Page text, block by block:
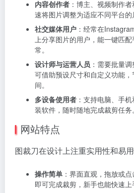
内容创作者 ：博主、视频制作
速将图片调整为适应不同平台的
社交媒体用户 ：经常在
上分享图片的用户，能一键匹
常。
设计师与运营人员 ：需要批量
可借助预设尺寸和自定义功能
间。
多设备使用者 ：支持电脑、手
装软件，随时随地完成裁剪任务。
网站特点
图裁刀在设计上注重实用性和易用
操作简单 ：界面直观，拖放或
即可完成裁剪，新手也能快速上